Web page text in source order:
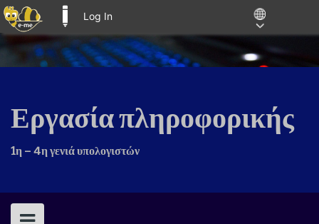
Εργασία πληροφορικής
1η – 4η γενιά υπολογιστών
Log In